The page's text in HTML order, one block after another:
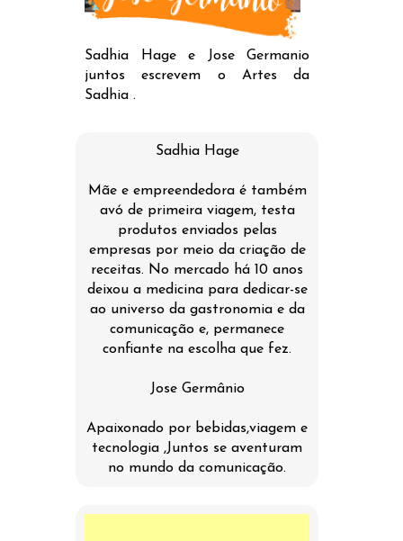
Sadhia Hage e Jose Germanio
juntos escrevem o Artes da
Sadhia .
Sadhia Hage
Mãe e empreendedora é também
avó de primeira viagem, testa
produtos enviados pelas
empresas por meio da criação de
receitas. No mercado há 10 anos
deixou a medicina para dedicar-se
ao universo da gastronomia e da
comunicação e, permanece
confiante na escolha que fez.
Jose Germânio
Apaixonado por bebidas,viagem e
tecnologia ,Juntos se aventuram
no mundo da comunicação.